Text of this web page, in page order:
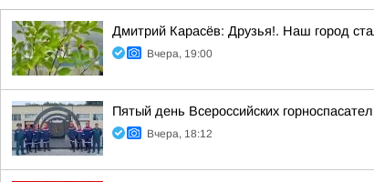
Дмитрий Карасёв: Друзья!. Наш город
Вчера, 19:00
Пятый день Всероссийских
Вчера, 18:12